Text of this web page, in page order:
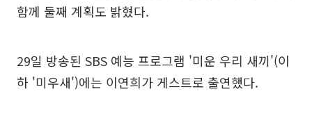
함께 둘째 계획도 밝혔다.
29일 방송된 SBS 예능 프로그램 '미운 우리 새끼'(이
하 '미우새')에는 이연희가 게스트로 출연했다.